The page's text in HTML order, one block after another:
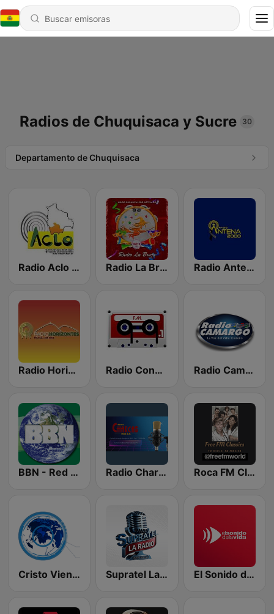
Radios de Chuquisaca y Sucre 30
Departamento de Chuquisaca
Radio Aclo Chaco Radio La Bruja FM Radio Antena 2000
Radio Horizontes Sucre Radio Conquistador 99.1 FM Radio Camargo
BBN - Red de Radiodifusíon Biblica Radio Charcas Roca FM Clasicos La Paz
Cristo Viene La Red Supratel La Radio El Sonido de la Vida